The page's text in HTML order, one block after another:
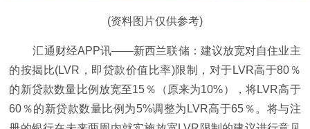
(资料图片仅供参考)
汇通财经APP讯——新西兰联储：建议放宽对自住业主
的按揭比(LVR，即贷款价值比率)限制，对于LVR高于80％
的新贷款数量比例放宽至15％（原来为10%），将LVR高于
60％的新贷款数量比例为5%调整为LVR高于65％。将与注